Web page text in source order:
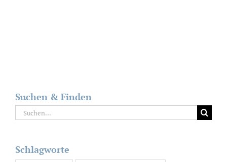
Suchen & Finden
Suche
nach:
Schlagworte